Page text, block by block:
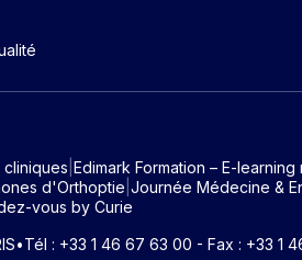
cliniques Edimark Formation – E-learning
d'Orthoptie Journée Médecine &
vous by Curie
•Tél : +33 1 46 67 63 00 - Fax : +33 1